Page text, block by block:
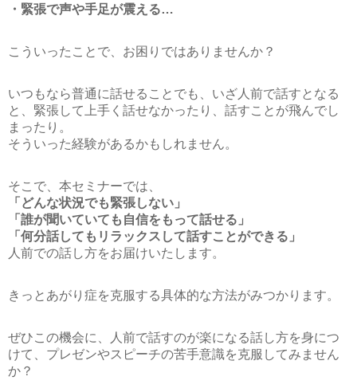
・緊張で声や手足が震える…
こういったことで、お困りではありませんか？
いつもなら普通に話せることでも、いざ人前で話すとなる
と、緊張して上手く話せなかったり、話すことが飛んでし
まったり。
そういった経験があるかもしれません。
そこで、本セミナーでは、
「どんな状況でも緊張しない」
「誰が聞いていても自信をもって話せる」
「何分話してもリラックスして話すことができる」
人前での話し方をお届けいたします。
きっとあがり症を克服する具体的な方法がみつかります。
ぜひこの機会に、人前で話すのが楽になる話し方を身につ
けて、プレゼンやスピーチの苦手意識を克服してみません
か？